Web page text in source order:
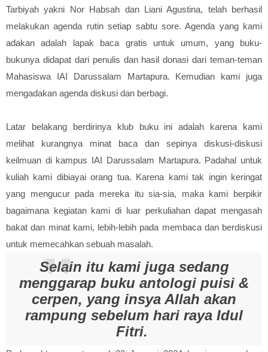
Tarbiyah yakni Nor Habsah dan Liani Agustina, telah berhasil
melakukan agenda rutin setiap sabtu sore. Agenda yang kami
adakan adalah lapak baca gratis untuk umum, yang buku-
bukunya didapat dari penulis dan hasil donasi dari teman-teman
Mahasiswa IAI Darussalam Martapura. Kemudian kami juga
mengadakan agenda diskusi dan berbagi.
Latar belakang berdirinya klub buku ini adalah karena kami
melihat kurangnya minat baca dan sepinya diskusi-diskusi
keilmuan di kampus IAI Darussalam Martapura. Padahal untuk
kuliah kami dibiayai orang tua. Karena kami tak ingin keringat
yang mengucur pada mereka itu sia-sia, maka kami berpikir
bagaimana kegiatan kami di luar perkuliahan dapat mengasah
bakat dan minat kami, lebih-lebih pada membaca dan berdiskusi
untuk memecahkan sebuah masalah.
Selain itu kami juga sedang
menggarap buku antologi puisi &
cerpen, yang insya Allah akan
rampung sebelum hari raya Idul
Fitri.